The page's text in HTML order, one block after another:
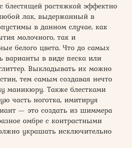
блестящей растяжкой эффектно
лак, выдержанный в
в данном случае, как
молочного, так и
белого цвета. Что до самых
варианты в виде песка или
Выкладывать их можно
тем самым создавая нечто
маникюру. Также блестками
часть ноготка, имитируя
— это создать из шиммера
омбре с контрастными
украшать исключительно